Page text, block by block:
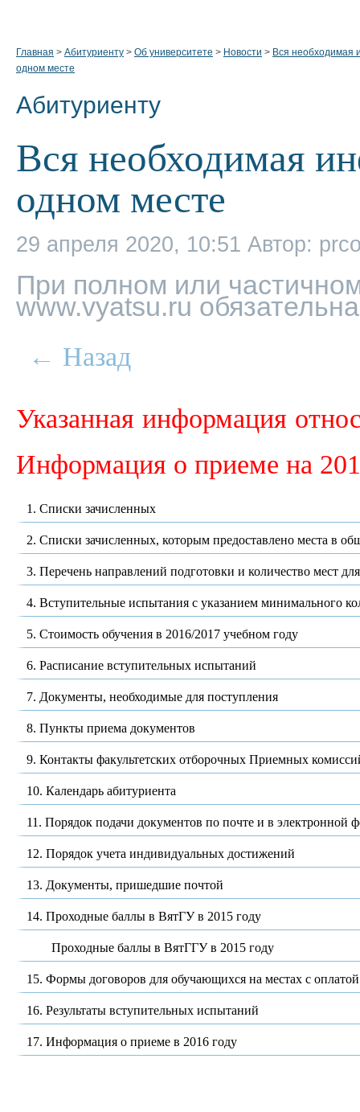
Главная > Абитуриенту > Об университете > Новости > Вся необходимая
одном месте
Абитуриенту
Вся необходимая
одном месте
29 апреля 2020, 10:51 Автор:
При полном или
www.vyatsu.ru
← Назад
Указанная информация
Информация о приеме на
1. Списки зачисленных
2. Списки зачисленных, которым предоставлено места в
3. Перечень направлений подготовки и количество мест
4. Вступительные испытания с указанием минимального
5. Стоимость обучения в 2016/2017 учебном году
6. Расписание вступительных испытаний
7. Документы, необходимые для поступления
8. Пункты приема документов
9. Контакты факультетских отборочных Приемных
10. Календарь абитуриента
11. Порядок подачи документов по почте и в электронной
12. Порядок учета индивидуальных достижений
13. Документы, пришедшие почтой
14. Проходные баллы в ВятГУ в 2015 году
Проходные баллы в ВятГГУ в 2015 году
15. Формы договоров для обучающихся на местах с
16. Результаты вступительных испытаний
17. Информация о приеме в 2016 году